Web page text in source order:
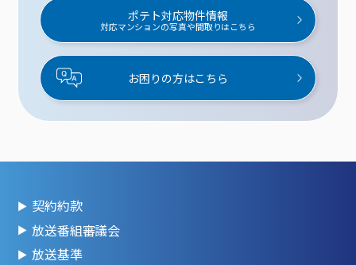
ポテト対応物件情報
対応マンションの写真や間取りはこちら
お困りの方はこちら
契約約款
放送番組審議会
放送基準